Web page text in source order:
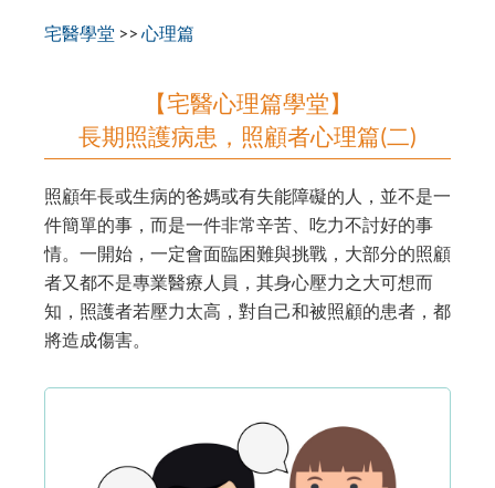
宅醫學堂 >> 心理篇
【宅醫心理篇學堂】
長期照護病患，照顧者心理篇(二)
照顧年長或生病的爸媽或有失能障礙的人，並不是一
件簡單的事，而是一件非常辛苦、吃力不討好的事
情。一開始，一定會面臨困難與挑戰，大部分的照顧
者又都不是專業醫療人員，其身心壓力之大可想而
知，照護者若壓力太高，對自己和被照顧的患者，都
將造成傷害。